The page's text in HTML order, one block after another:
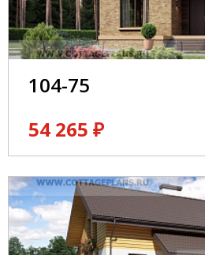
104-75
54 265 ₽